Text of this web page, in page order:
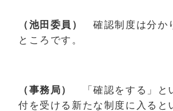
（池田委員）
確認制度は分か
ところです。
（事務局）
「確認をする」と
付を受ける新たな制度に入ると